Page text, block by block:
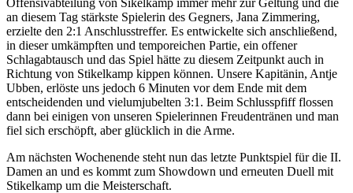
an diesem Tag stärkste Spielerin des Gegners, Jana Zimmering,
erzielte den 2:1 Anschlusstreffer. Es entwickelte sich anschließend,
in dieser umkämpften und temporeichen Partie, ein offener
Schlagabtausch und das Spiel hätte zu diesem Zeitpunkt auch in
Richtung von Stikelkamp kippen können. Unsere Kapitänin, Antje
Ubben, erlöste uns jedoch 6 Minuten vor dem Ende mit dem
entscheidenden und vielumjubelten 3:1. Beim Schlusspfiff flossen
dann bei einigen von unseren Spielerinnen Freudentränen und man
fiel sich erschöpft, aber glücklich in die Arme.
Am nächsten Wochenende steht nun das letzte Punktspiel für die II.
Damen an und es kommt zum Showdown und erneuten Duell mit
Stikelkamp um die Meisterschaft.